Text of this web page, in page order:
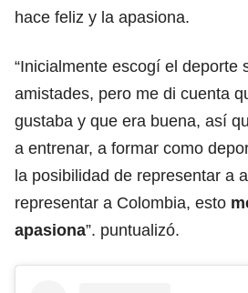
hace feliz y la apasiona.
“Inicialmente escogí el deporte
amistades, pero me di cuenta
gustaba y que era buena, así
a entrenar, a formar como
la posibilidad de representar a
representar a Colombia, esto
apasiona”. puntualizó.